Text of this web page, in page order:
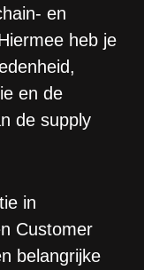
en
heb je
en de
de supply
in
Customer
belangrijke